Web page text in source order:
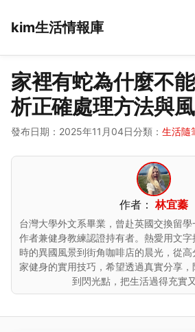
kim生活情報庫
家裡有蛇為什麼不
析正確處理方法與
發布日期：2025年11月04日分類： 生活隨
作者：林宜蓁
台灣大學外文系畢業，曾赴英國交換留
作者兼健身教練認證持有者。熱愛用文
時的異國風景到街角咖啡店的晨光，從
家健身的實用技巧，希望透過真實分享
到閃光點，把生活過得充實